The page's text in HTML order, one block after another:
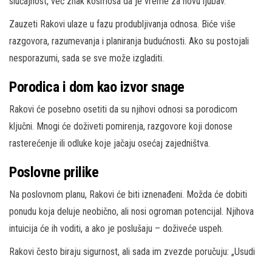
Zauzeti Rakovi ulaze u fazu produbljivanja odnosa. Biće više
razgovora, razumevanja i planiranja budućnosti. Ako su postojali
nesporazumi, sada se sve može izgladiti.
Porodica i dom kao izvor snage
Rakovi će posebno osetiti da su njihovi odnosi sa porodicom
ključni. Mnogi će doživeti pomirenja, razgovore koji donose
rasterećenje ili odluke koje jačaju osećaj zajedništva.
Poslovne prilike
Na poslovnom planu, Rakovi će biti iznenađeni. Možda će dobiti
ponudu koja deluje neobično, ali nosi ogroman potencijal. Njihova
intuicija će ih voditi, a ako je poslušaju – doživeće uspeh.
Rakovi često biraju sigurnost, ali sada im zvezde poručuju: „Usudi